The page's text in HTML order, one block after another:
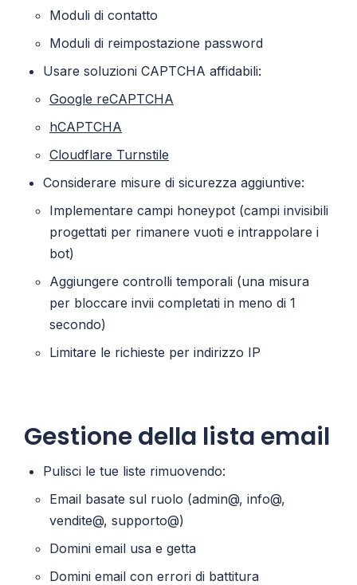
Moduli di contatto
Moduli di reimpostazione password
Usare soluzioni CAPTCHA affidabili:
Google reCAPTCHA
hCAPTCHA
Cloudflare Turnstile
Considerare misure di sicurezza aggiuntive:
Implementare campi honeypot (campi invisibili
progettati per rimanere vuoti e intrappolare i
bot)
Aggiungere controlli temporali (una misura
per bloccare invii completati in meno di 1
secondo)
Limitare le richieste per indirizzo IP
Gestione della lista email
Pulisci le tue liste rimuovendo:
Email basate sul ruolo (admin@, info@,
vendite@, supporto@)
Domini email usa e getta
Domini email con errori di battitura